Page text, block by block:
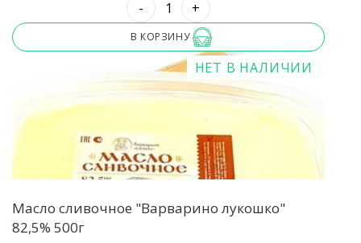
- +
В КОРЗИНУ
НЕТ В НАЛИЧИИ
Масло сливочное "Варварино лукошко"
82,5% 500г